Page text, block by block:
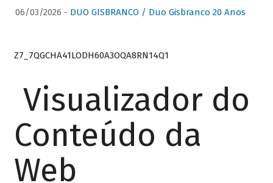
06/03/2026 - DUO GISBRANCO / Duo Gisbranco 20 Anos
Z7_7QGCHA41LODH60A3OQA8RN14Q1
Visualizador do
Conteúdo da
Web